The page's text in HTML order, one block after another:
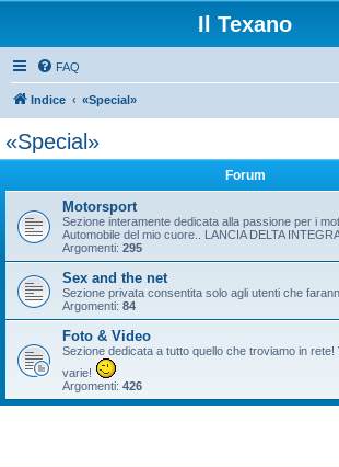
Il Texano
FAQ
Indice «Special»
«Special»
Forum
Motorsport
Sezione interamente dedicata alla passione per i
Automobile del mio cuore.. LANCIA DELTA
Argomenti: 295
Sex and the net
Sezione privata consentita solo agli utenti che
Argomenti: 84
Foto & Video
Sezione dedicata a tutto quello che troviamo in
varie!
Argomenti: 426